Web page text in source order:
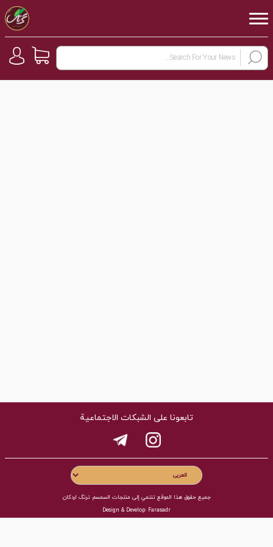
تابعونا على الشبكات الاجتماعية
جميع حقوق هذا الموقع تنتمي إلى منتجات السمسم ترنگ اردکان
Design & Develop: Farasadr